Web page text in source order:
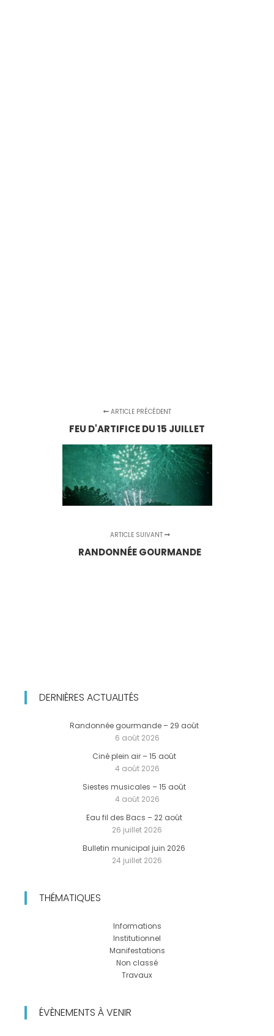
ARTICLE PRÉCÉDENT
FEU D'ARTIFICE DU 15 JUILLET
ARTICLE SUIVANT
RANDONNÉE GOURMANDE
DERNIÈRES ACTUALITÉS
Randonnée gourmande – 29 août
6 août 2026
Ciné plein air – 15 août
4 août 2026
Siestes musicales – 15 août
4 août 2026
Eau fil des Bacs – 22 août
26 juillet 2026
Bulletin municipal juin 2026
24 juillet 2026
THÉMATIQUES
Informations
Institutionnel
Manifestations
Non classé
Travaux
ÉVÈNEMENTS À VENIR